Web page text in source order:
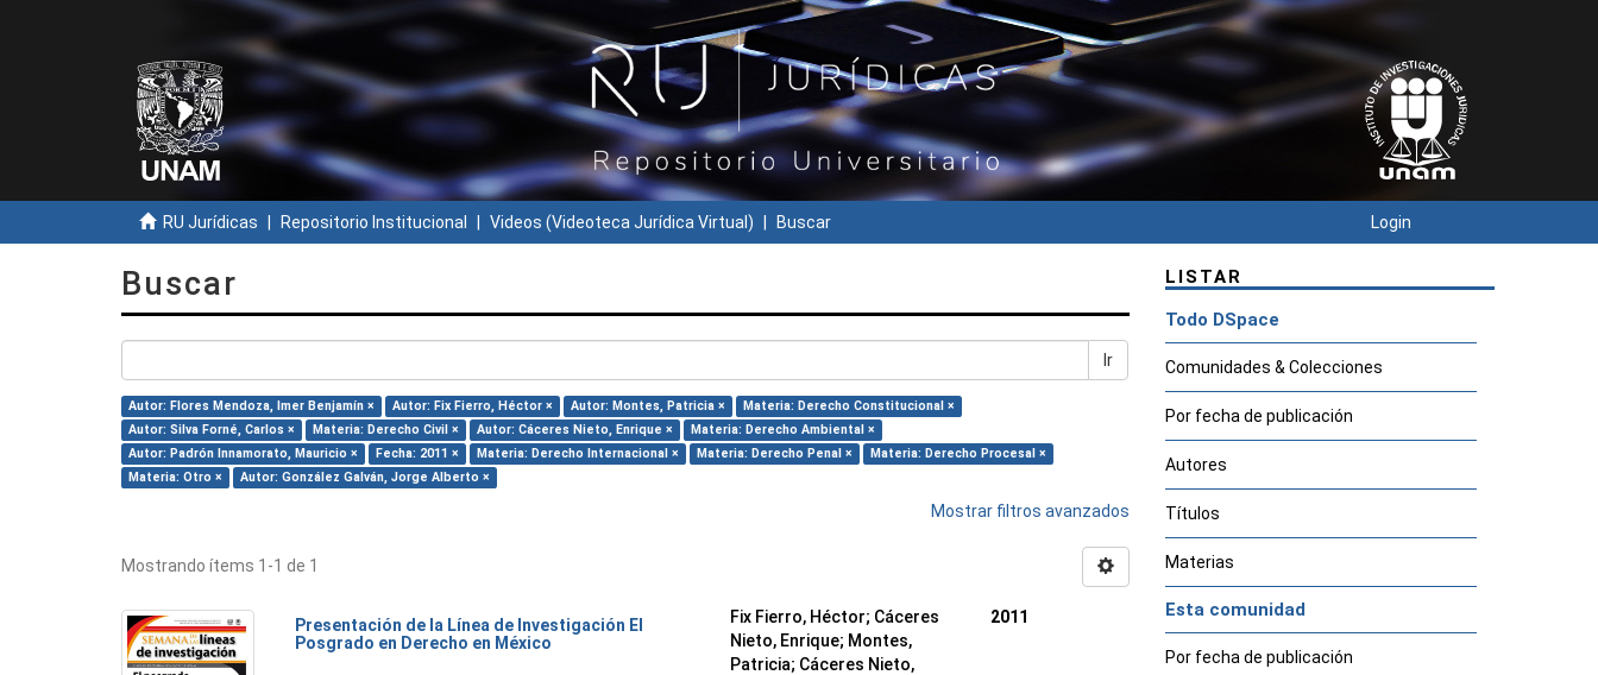
RU Jurídicas Repositorio Institucional Videos (Videoteca Jurídica Virtual) Buscar Login
Buscar
Ir
Autor: Flores Mendoza, Imer Benjamín × Autor: Fix Fierro, Héctor × Autor: Montes, Patricia ×
Materia: Derecho Constitucional ×
Autor: Silva Forné, Carlos ×
Materia: Derecho Civil × Autor: Cáceres Nieto, Enrique ×
Materia: Derecho Ambiental ×
Autor: Padrón Innamorato, Mauricio ×
Fecha: 2011 × Materia: Derecho Internacional × Materia: Derecho Penal ×
Materia: Derecho Procesal ×
Materia: Otro ×
Autor: González Galván, Jorge Alberto ×
Mostrar filtros avanzados
Mostrando ítems 1-1 de 1
Presentación de la Línea de Investigación El
Posgrado en Derecho en México
Fix Fierro, Héctor; Cáceres
Nieto, Enrique; Montes,
Patricia; Cáceres Nieto,
2011
LISTAR
Todo DSpace
Comunidades & Colecciones
Por fecha de publicación
Autores
Títulos
Materias
Esta comunidad
Por fecha de publicación